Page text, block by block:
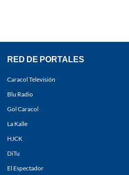
RED DE PORTALES
Caracol Televisión
Blu Radio
Gol Caracol
La Kalle
HJCK
DiTu
El Espectador